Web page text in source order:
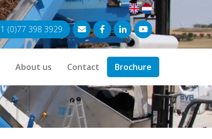
About us Contact Brochure
(0)77 398 3929